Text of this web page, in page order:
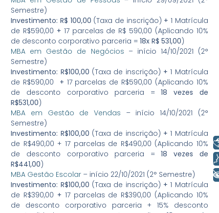
Semestre)
Investimento: R$ 100,00 (Taxa de inscrição) + 1 Matrícula
de R$590,00 + 17 parcelas de R$ 590,00 (Aplicando 10%
de desconto corporativo parceria =18x R$ 531,00)
MBA em Gestão de Negócios – início 14/10/2021 (2°
Semestre)
Investimento: R$100,00 (Taxa de inscrição) + 1 Matrícula
de R$590,00 + 17 parcelas de R$590,00 (Aplicando 10%
de desconto corporativo parceria =18 vezes de
R$531,00)
MBA em Gestão de Vendas – início 14/10/2021 (2°
Semestre)
Investimento: R$100,00 (Taxa de inscrição) + 1 Matrícula
de R$490,00 + 17 parcelas de R$490,00 (Aplicando 10%
de desconto corporativo parceria =18 vezes de
R$441,00)
MBA Gestão Escolar – início 22/10/2021 (2° Semestre)
Investimento: R$100,00 (Taxa de inscrição) + 1 Matrícula
de R$390,00 + 17 parcelas de R$390,00 (Aplicando 10%
de desconto corporativo parceria + 15% desconto
Libras
Voz
+ Acessibilidade